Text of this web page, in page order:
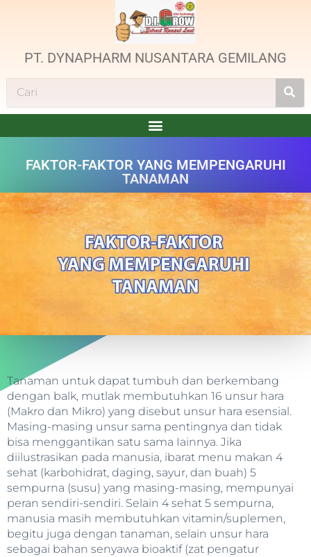
PT. DYNAPHARM NUSANTARA GEMILANG
FAKTOR-FAKTOR YANG MEMPENGARUHI
TANAMAN
Tanaman untuk dapat tumbuh dan berkembang
dengan balk, mutlak membutuhkan 16 unsur hara
(Makro dan Mikro) yang disebut unsur hara esensial.
Masing-masing unsur sama pentingnya dan tidak
bisa menggantikan satu sama Iainnya. Jika
diilustrasikan pada manusia, ibarat menu makan 4
sehat (karbohidrat, daging, sayur, dan buah) 5
sempurna (susu) yang masing-masing, mempunyai
peran sendiri-sendiri. Selain 4 sehat 5 sempurna,
manusia masih membutuhkan vitamin/suplemen,
begitu juga dengan tanaman, selain unsur hara
sebagai bahan senyawa bioaktif (zat pengatur